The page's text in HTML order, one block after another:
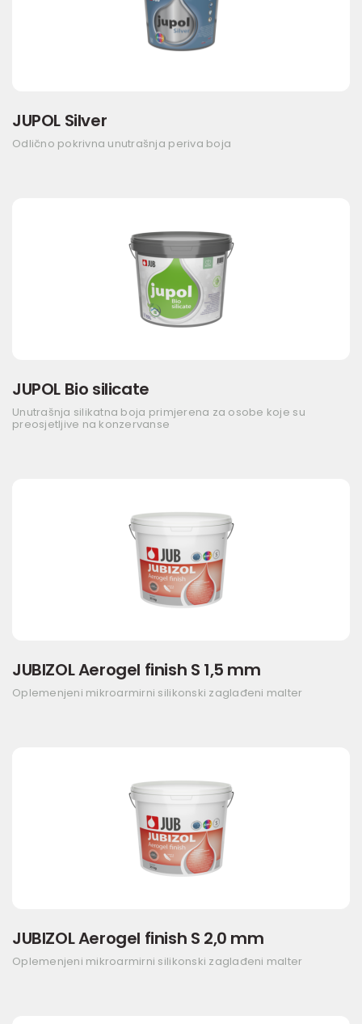
JUPOL Silver
Odlično pokrivna unutrašnja periva boja
JUPOL Bio silicate
Unutrašnja silikatna boja primjerena za osobe koje su
preosjetljive na konzervanse
JUBIZOL Aerogel finish S 1,5 mm
Oplemenjeni mikroarmirni silikonski zaglađeni malter
JUBIZOL Aerogel finish S 2,0 mm
Oplemenjeni mikroarmirni silikonski zaglađeni malter